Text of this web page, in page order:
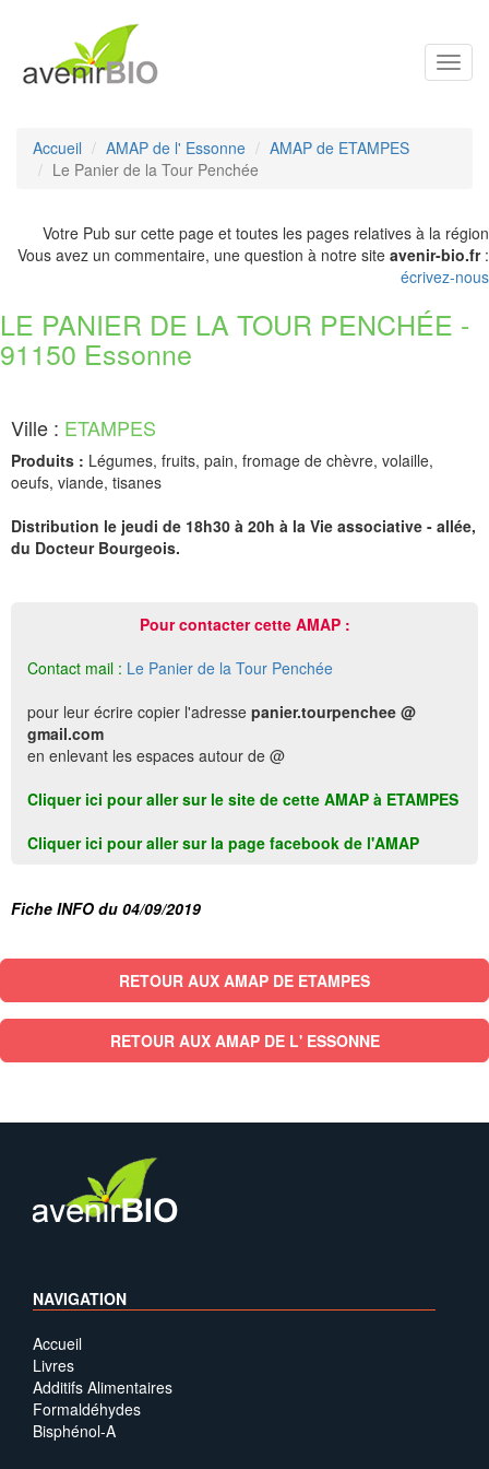
Accueil AMAP de l' Essonne
AMAP de ETAMPES
Le Panier de la Tour Penchée
Votre Pub sur cette page et toutes les pages relatives à la région
Vous avez un commentaire, une question à notre site avenir-bio.fr:
écrivez-nous
LE PANIER DE LA TOUR PENCHÉE -
91150 Essonne
Ville : ETAMPES
Produits : Légumes, fruits, pain, fromage de chèvre, volaille,
oeufs, viande, tisanes
Distribution le jeudi de 18h30 à 20h à la Vie associative - allée,
du Docteur Bourgeois.
Pour contacter cette AMAP :
Contact mail : Le Panier de la Tour Penchée
pour leur écrire copier l'adresse panier.tourpenchee @
gmail.com
en enlevant les espaces autour de @
Cliquer ici pour aller sur le site de cette AMAP à ETAMPES
Cliquer ici pour aller sur la page facebook de l'AMAP
Fiche INFO du 04/09/2019
RETOUR AUX AMAP DE ETAMPES
RETOUR AUX AMAP DE L' ESSONNE
NAVIGATION
Accueil
Livres
Additifs Alimentaires
Formaldéhydes
Bisphénol-A